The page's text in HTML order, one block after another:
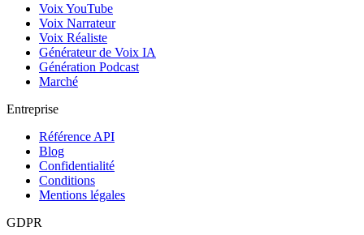
Voix YouTube
Voix Narrateur
Voix Réaliste
Générateur de Voix IA
Génération Podcast
Marché
Entreprise
Référence API
Blog
Confidentialité
Conditions
Mentions légales
GDPR